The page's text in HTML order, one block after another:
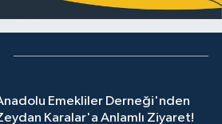
Emekliler Derneği'nden
Karalar'a Anlamlı Ziyaret!